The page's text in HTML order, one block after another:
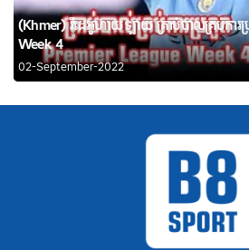
(Khmer) វីដេអូហាយឡាយ គ្រាប់បាល់គ្រប់ការ
Week 4
02-September-2022